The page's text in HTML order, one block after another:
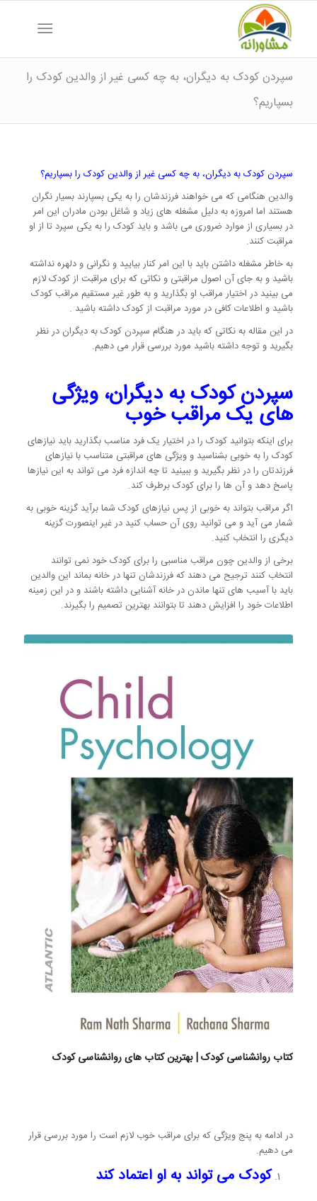
سپردن کودک به دیگران، به چه کسی غیر از والدین کودک را
بسپاریم؟
سپردن کودک به دیگران، به چه کسی غیر از والدین کودک را بسپاریم؟
والدین هنگامی که می خواهند فرزندشان را به یکی بسپارند بسیار نگران
هستند اما امروزه به دلیل مشغله های زیاد و شاغل بودن مادران این امر
در بسیاری از موارد ضروری می باشد و باید کودک را به یکی سپرد تا از او
مراقبت کنند.
به خاطر مشغله داشتن باید با این امر کنار بیایید و نگرانی و دلهره نداشته
باشید و به جای آن اصول مراقبتی و نکاتی که برای مراقبت از کودک لازم
می بینید در اختیار مراقب او بگذارید و به طور غیر مستقیم مراقب کودک
باشید و اطلاعات کافی در مورد مراقبت از کودک داشته باشید .
در این مقاله به نکاتی که باید در هنگام سپردن کودک به دیگران در نظر
بگیرید و توجه داشته باشید مورد بررسی قرار می دهیم.
سپردن کودک به دیگران، ویژگی
های یک مراقب خوب
برای اینکه بتوانید کودک را در اختیار یک فرد مناسب بگذارید باید نیازهای
کودک را به خوبی بشناسید و ویژگی های مراقبتی متناسب با نیازهای
فرزندتان را در نظر بگیرید و ببینید تا چه اندازه فرد می تواند به این نیازها
پاسخ دهد و آن ها را برای کودک برطرف کند.
اگر مراقب بتواند به خوبی از پس نیازهای کودک شما برآید گزینه خوبی به
شمار می آید و می توانید روی آن حساب کنید در غیر اینصورت گزینه
دیگری را انتخاب کنید.
برخی از والدین چون مراقب مناسبی را برای کودک خود نمی توانند
انتخاب کنند ترجیح می دهند که فرزندشان تنها در خانه بماند این والدین
باید با آسیب های تنها ماندن در خانه آشنایی داشته باشند و در این زمینه
اطلاعات خود را افزایش دهند تا بتوانند بهترین تصمیم را بگیرند.
کتاب روانشناسی کودک | بهترین کتاب های روانشناسی کودک
در ادامه به پنج ویژگی که برای مراقب خوب لازم است را مورد بررسی قرار
می دهیم.
کودک می تواند به او اعتماد کند